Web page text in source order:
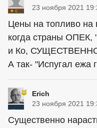
23 ноября 2021
Цены на топливо на
когда страны ОПЕК,
и Ко, СУЩЕСТВЕННО
А так- "Испугал ежа
Erich
23 ноября 2021
Существенно